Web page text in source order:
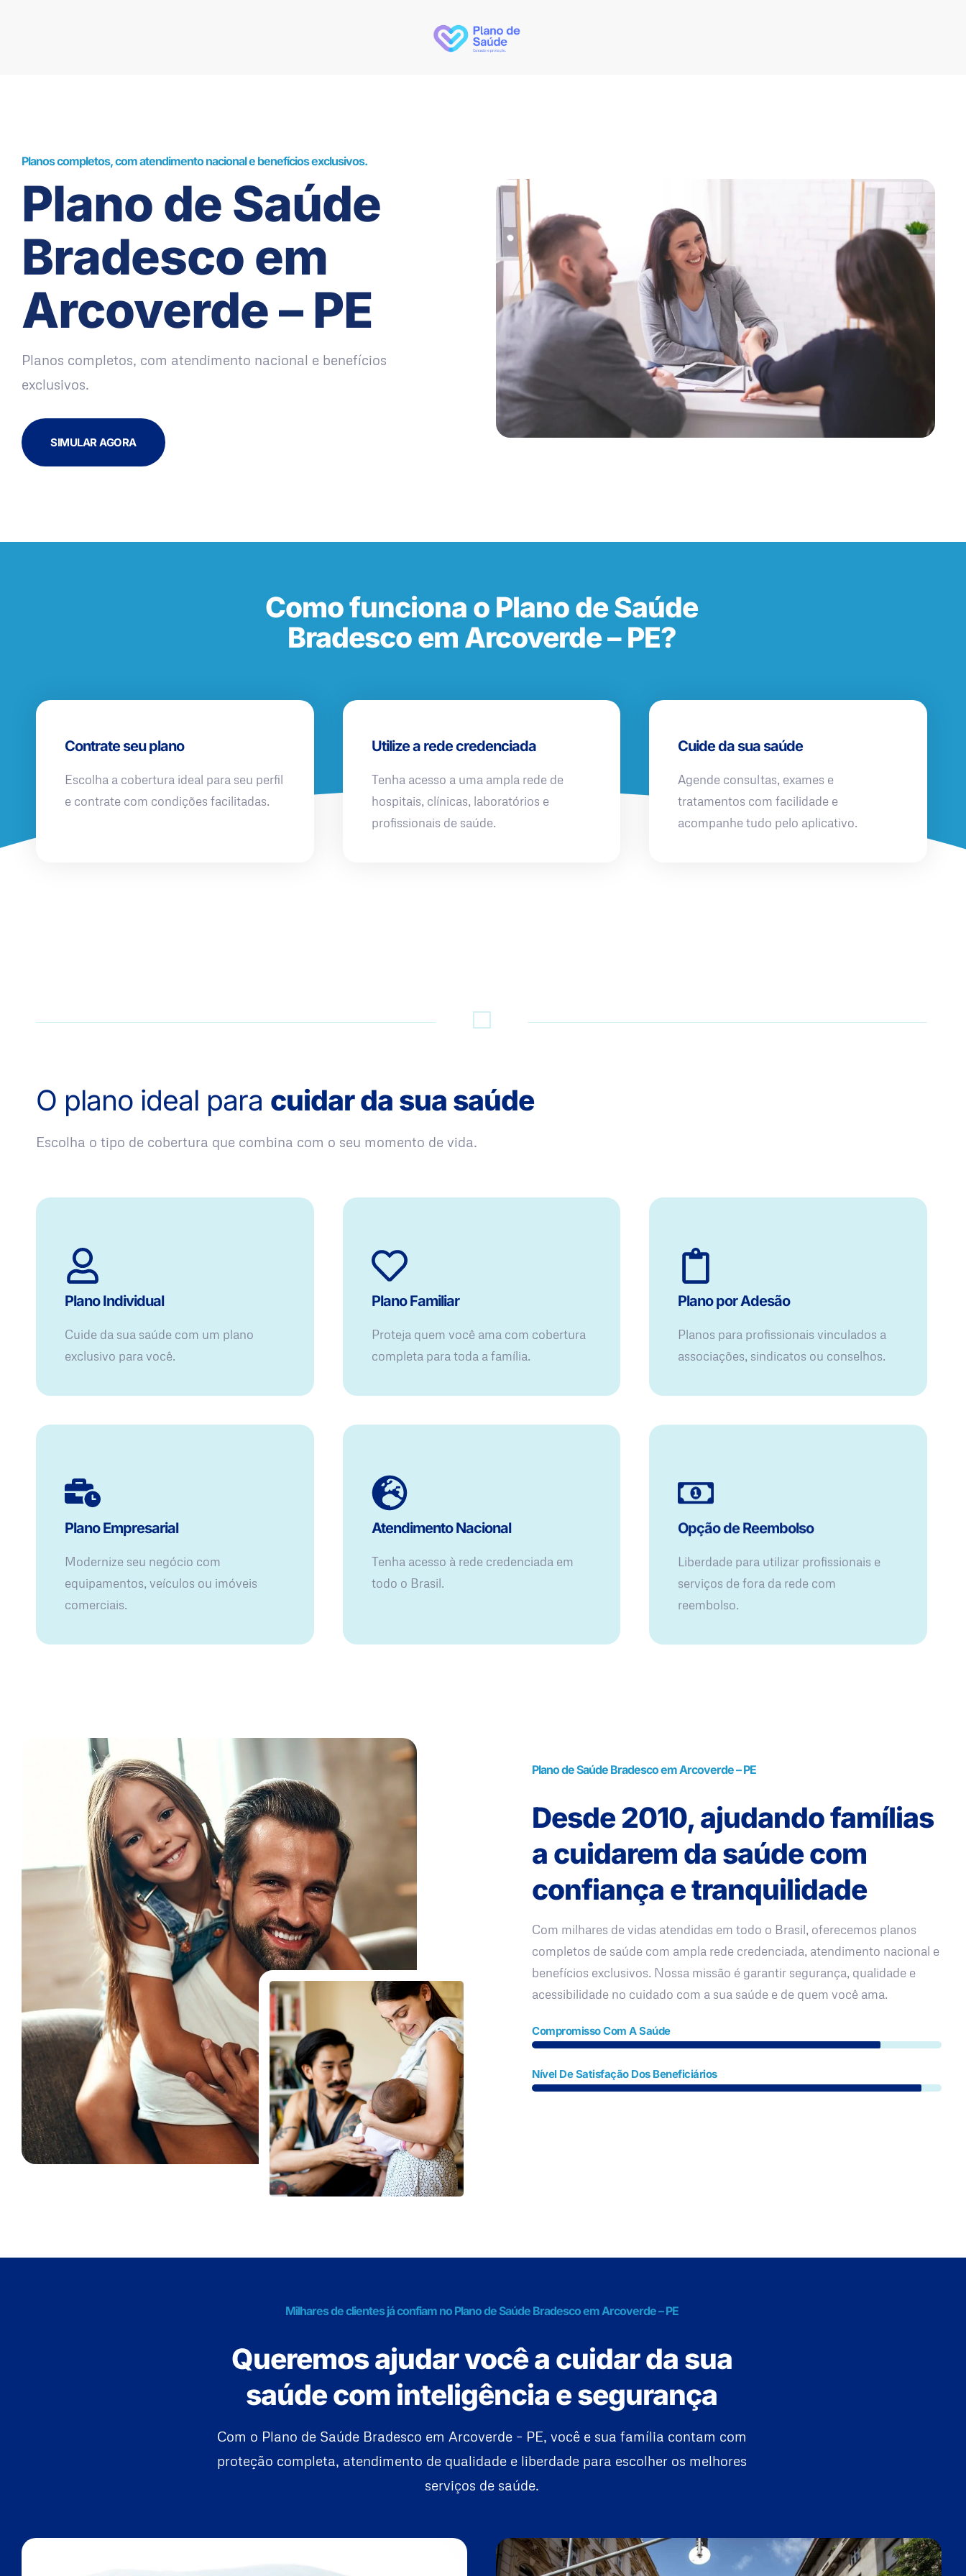
Planos completos, com atendimento nacional e benefícios exclusivos.
Plano de Saúde
Bradesco em
Arcoverde – PE
Planos completos, com atendimento nacional e benefícios
exclusivos.
SIMULAR AGORA
Como funciona o Plano de Saúde
Bradesco em Arcoverde – PE?
Contrate seu plano
Escolha a cobertura ideal para seu perfil
e contrate com condições facilitadas.
Utilize a rede credenciada
Tenha acesso a uma ampla rede de
hospitais, clínicas, laboratórios e
profissionais de saúde.
Cuide da sua saúde
Agende consultas, exames e
tratamentos com facilidade e
acompanhe tudo pelo aplicativo.
O plano ideal para cuidar da sua saúde
Escolha o tipo de cobertura que combina com o seu momento de vida.
Plano Individual
Cuide da sua saúde com um plano
exclusivo para você.
Plano Familiar
Proteja quem você ama com cobertura
completa para toda a família.
Plano por Adesão
Planos para profissionais vinculados a
associações, sindicatos ou conselhos.
Plano Empresarial
Modernize seu negócio com
equipamentos, veículos ou imóveis
comerciais.
Atendimento Nacional
Tenha acesso à rede credenciada em
todo o Brasil.
Opção de Reembolso
Liberdade para utilizar profissionais e
serviços de fora da rede com
reembolso.
Plano de Saúde Bradesco em Arcoverde – PE
Desde 2010, ajudando famílias
a cuidarem da saúde com
confiança e tranquilidade
Com milhares de vidas atendidas em todo o Brasil, oferecemos planos
completos de saúde com ampla rede credenciada, atendimento nacional e
benefícios exclusivos. Nossa missão é garantir segurança, qualidade e
acessibilidade no cuidado com a sua saúde e de quem você ama.
Compromisso Com A Saúde
Nível De Satisfação Dos Beneficiários
Milhares de clientes já confiam no Plano de Saúde Bradesco em Arcoverde – PE
Queremos ajudar você a cuidar da sua
saúde com inteligência e segurança
Com o Plano de Saúde Bradesco em Arcoverde – PE, você e sua família contam com
proteção completa, atendimento de qualidade e liberdade para escolher os melhores
serviços de saúde.